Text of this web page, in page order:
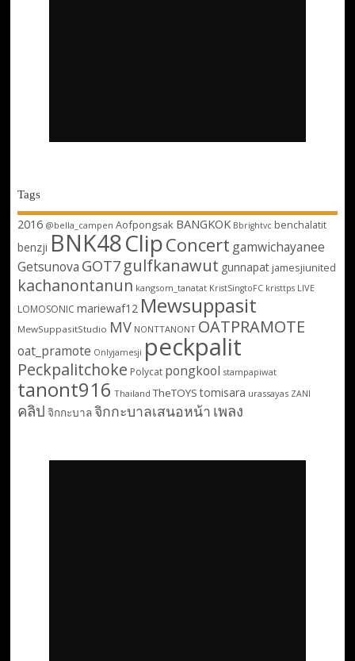
Tags
2016 @bella_campen Aofpongsak BANGKOK Bbrightvc benchalatit
benzji BNK48ClipConcert gamwichayanee
Getsunova GOT7 gulfkanawut gunnapat jamesjiunited
kachanontanun kangsom_tanatat KristSingtoFC kristtps LIVE
LOMOSONIC mariewaf12 Mewsuppasit
MewSuppasitStudio MV NONTTANONT OATPRAMOTE
oat_pramote Onlyjamesji peckpalit
Peckpalitchoke Polycat pongkool stampapiwat
tanont916 Thailand TheTOYS tomisara urassayas ZANI
คลิป จิกกะบาลจิกกะบาลเสนอหน้า เพลง